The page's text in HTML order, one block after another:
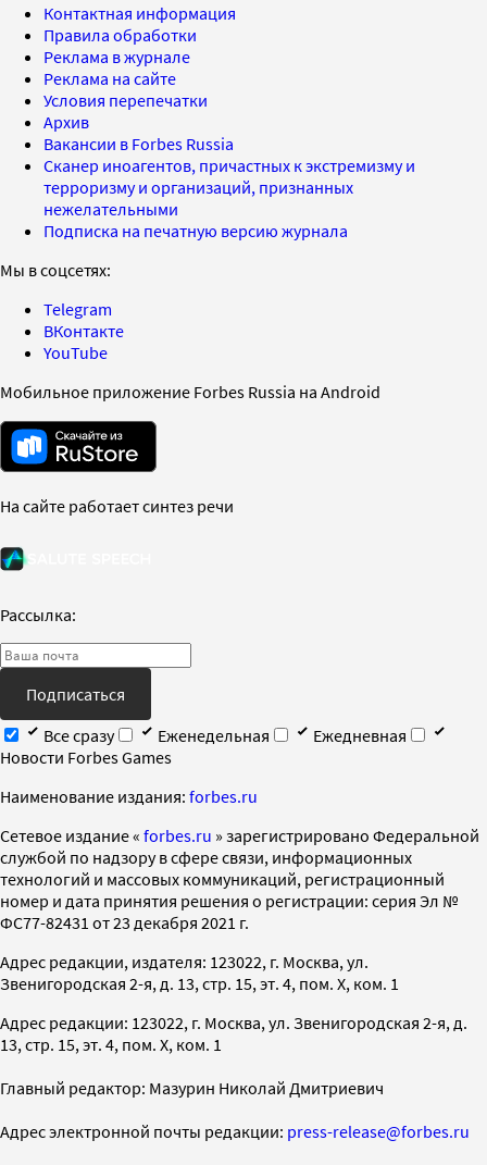
Контактная информация
Правила обработки
Реклама в журнале
Реклама на сайте
Условия перепечатки
Архив
Вакансии в Forbes Russia
Сканер иноагентов, причастных к экстремизму и
терроризму и организаций, признанных
нежелательными
Подписка на печатную версию журнала
Мы в соцсетях:
Telegram
ВКонтакте
YouTube
Мобильное приложение Forbes Russia на Android
На сайте работает синтез речи
Рассылка:
Подписаться
Все сразу
Еженедельная
Ежедневная
Новости Forbes Games
Наименование издания: forbes.ru
Cетевое издание « forbes.ru » зарегистрировано Федеральной
службой по надзору в сфере связи, информационных
технологий и массовых коммуникаций, регистрационный
номер и дата принятия решения о регистрации: серия Эл №
ФС77-82431 от 23 декабря 2021 г.
Адрес редакции, издателя: 123022, г. Москва, ул.
Звенигородская 2-я, д. 13, стр. 15, эт. 4, пом. X, ком. 1
Адрес редакции: 123022, г. Москва, ул. Звенигородская 2-я, д.
13, стр. 15, эт. 4, пом. X, ком. 1
Главный редактор: Мазурин Николай Дмитриевич
Адрес электронной почты редакции: press-release@forbes.ru